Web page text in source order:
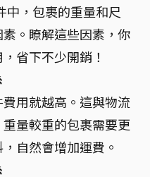
中，包裹的重量和尺
。瞭解這些因素，你
省下不少開銷！
用就越高。這與物流
量較重的包裹需要更
自然會增加運費。